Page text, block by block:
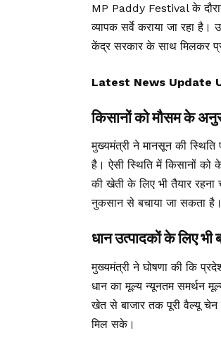
MP Paddy Festival के
व्यापक सर्वे कराया जा रहा है।
केंद्र सरकार के साथ मिलकर
Latest News Update
किसानों को मौसम के
मुख्यमंत्री ने मानसून की स्थिति
है। ऐसी स्थिति में किसानों को
की खेती के लिए भी तैयार
नुकसान से बचाया जा सकता है।
धान उत्पादकों के लिए भी
मुख्यमंत्री ने घोषणा की कि
धान का मूल्य न्यूनतम समर्थन
खेत से बाजार तक पूरी वैल्यू चेन
मिल सके।